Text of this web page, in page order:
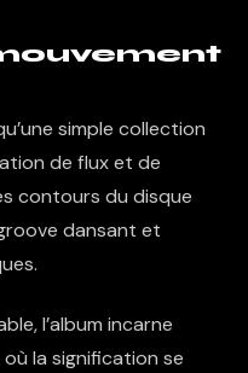
simple collection
de flux et de
contours du disque
dansant et
l’album incarne
la signification se